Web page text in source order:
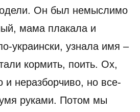
Он был немыслимо
мама плакала и
украински, узнала имя –
кормить, поить. Ох,
и неразборчиво, но все-
руками. Потом мы